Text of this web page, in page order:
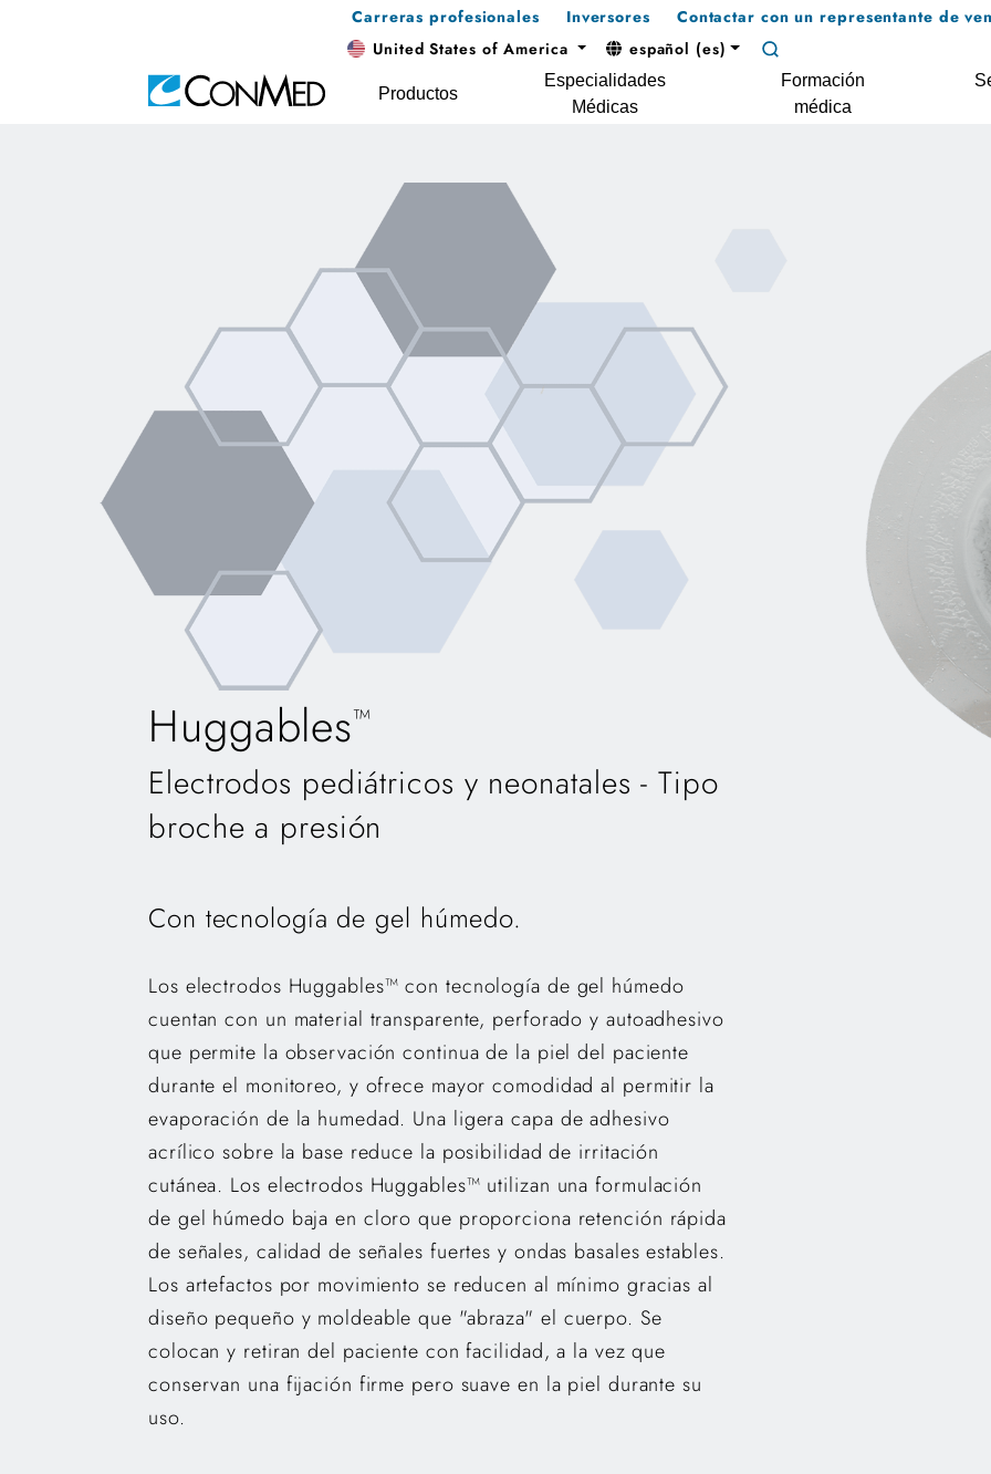
Productos
Especialidades
Médicas
Formación
médica
Carreras profesionales Inversores
Contactar con un representante de
United States of America
español (es)
Huggables™
Electrodos pediátricos y neonatales - Tipo
broche a presión
Con tecnología de gel húmedo.
Los electrodos Huggables™ con tecnología de gel húmedo
cuentan con un material transparente, perforado y autoadhesivo
que permite la observación continua de la piel del paciente
durante el monitoreo, y ofrece mayor comodidad al permitir la
evaporación de la humedad. Una ligera capa de adhesivo
acrílico sobre la base reduce la posibilidad de irritación
cutánea. Los electrodos Huggables™ utilizan una formulación
de gel húmedo baja en cloro que proporciona retención rápida
de señales, calidad de señales fuertes y ondas basales estables.
Los artefactos por movimiento se reducen al mínimo gracias al
diseño pequeño y moldeable que "abraza" el cuerpo. Se
colocan y retiran del paciente con facilidad, a la vez que
conservan una fijación firme pero suave en la piel durante su
uso.